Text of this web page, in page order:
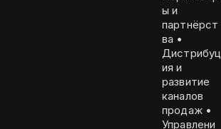
ы и
партнёрст
ва •
Дистрибуц
ия и
развитие
каналов
продаж •
Управлени